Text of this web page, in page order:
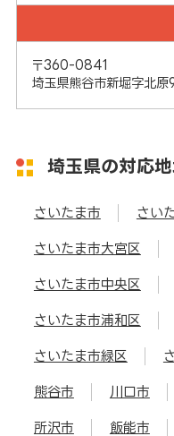
〒360-0841
埼玉県熊谷市新堀字北
埼玉県の対応
さいたま市 さい
さいたま市大宮区
さいたま市中央区
さいたま市浦和区
さいたま市緑区
熊谷市 川口市
所沢市 飯能市